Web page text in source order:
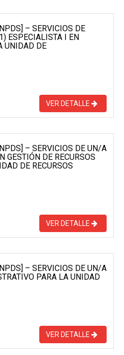
– SERVICIOS DE
ESPECIALISTA I EN
UNIDAD DE
VER DETALLE
– SERVICIOS DE UN/A
GESTIÓN DE RECURSOS
DE RECURSOS
VER DETALLE
– SERVICIOS DE UN/A
PARA LA UNIDAD
VER DETALLE